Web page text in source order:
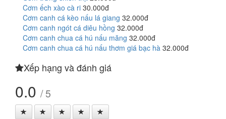
Cơm ếch xào cà ri 30.000đ
Cơm canh cá kèo nấu lá giang 32.000đ
Cơm canh ngót cá diêu hồng 32.000đ
Cơm canh chua cá hú nấu măng 32.000đ
Cơm canh chua cá hú nấu thơm giá bạc hà 32.000đ
Xếp hạng và đánh giá
0.0 / 5